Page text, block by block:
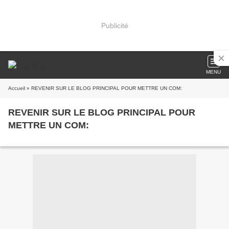
Publicité
MENU
Accueil » REVENIR SUR LE BLOG PRINCIPAL POUR METTRE UN COM:
REVENIR SUR LE BLOG PRINCIPAL POUR
METTRE UN COM: